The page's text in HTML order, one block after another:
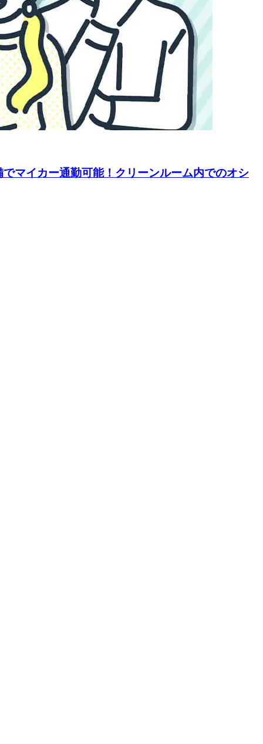
マイカー通勤可能！クリーンルーム内でのオシ